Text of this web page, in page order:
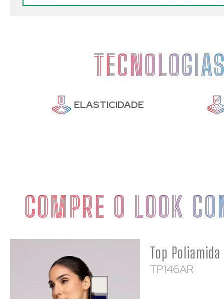
ELASTICIDADE
COMPRE O LOOK
TP146AR